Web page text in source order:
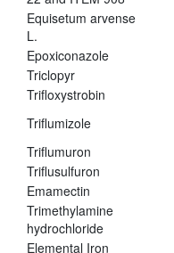
Equisetum arvense
L.
Epoxiconazole
Triclopyr
Trifloxystrobin
Triflumizole
Triflumuron
Triflusulfuron
Emamectin
Trimethylamine
hydrochloride
Elemental Iron